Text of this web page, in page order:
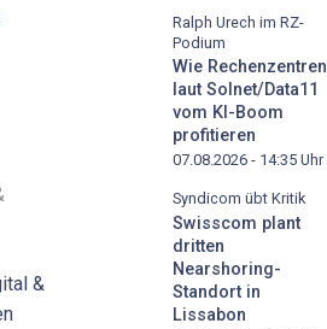
&
Ralph Urech im RZ-
Podium
Wie Rechenzentren
laut Solnet/Data11
vom KI-Boom
profitieren
07.08.2026 - 14:35 Uhr
Syndicom übt Kritik
Swisscom plant
dritten
Nearshoring-
Standort in
Lissabon